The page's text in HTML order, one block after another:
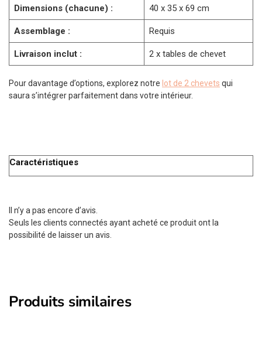
Dimensions (chacune) : 40 x 35 x 69 cm
Assemblage : Requis
Livraison inclut : 2 x tables de chevet
Pour davantage d’options, explorez notre lot de 2 chevets qui
saura s’intégrer parfaitement dans votre intérieur.
Caractéristiques
Il n’y a pas encore d’avis.
Seuls les clients connectés ayant acheté ce produit ont la
possibilité de laisser un avis.
Produits similaires